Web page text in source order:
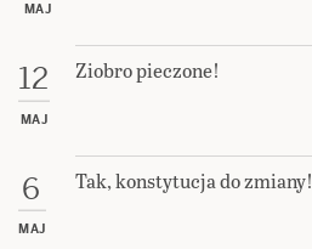
MAJ
12
MAJ
Ziobro pieczone!
6
MAJ
Tak, konstytucja do zmiany!